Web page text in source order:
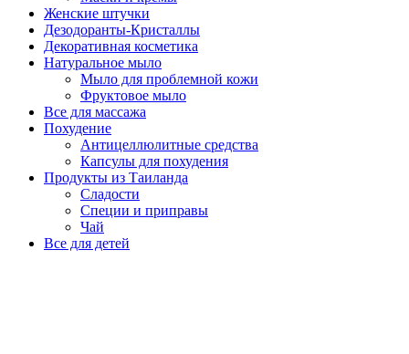
Женские штучки
Дезодоранты-Кристаллы
Декоративная косметика
Натуральное мыло
Мыло для проблемной кожи
Фруктовое мыло
Все для массажа
Похудение
Антицеллюлитные средства
Капсулы для похудения
Продукты из Таиланда
Сладости
Специи и приправы
Чай
Все для детей